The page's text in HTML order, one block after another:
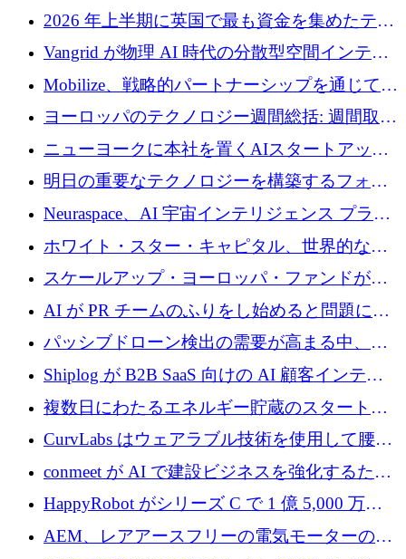
い評価を得ています！Providend社の設立25周
年を記念して、受講生の皆様に配当金が支給
されました！
2026 年上半期に英国で最も資金を集めたテク
ノロジー企業
Vangrid が物理 AI 時代の分散型空間インテリ
ジェンス ネットワークを構築するために 900
万ドルのシードを調達
Mobilize、戦略的パートナーシップを通じて通
信ソフトウェア会社を拡大するための投資部
ヨーロッパのテクノロジー週間総括: 週間取引
額 8 億 7,800 万ユーロと 2026 年上半期の主要
ニューヨークに本社を置くAIスタートアップ
Modal Labsがロンドンオフィスを開設
明日の重要なテクノロジーを構築するフォト
ニクスのスケールアップに対応する
Neuraspace、AI 宇宙インテリジェンス プラッ
トフォームの拡大に 1,560 万ユーロを投資
ホワイト・スター・キャピタル、世界的なス
タートアップをシリーズAからBまで支援する
ために2億5,000万ドルのファンドIVを閉鎖
スケールアップ・ヨーロッパ・ファンドが初
の投資を行い、Iceeyeの10億ユーロのラウンド
を共同主導
AI が PR チームのふりをし始めると問題にな
ります
パッシブドローン検出の需要が高まる中、
Monava が資金調達ラウンドを終了
Shiplog が B2B SaaS 向けの AI 顧客インテリ
ジェンスを構築するために 100 万ドルを調達
複数日にわたるエネルギー貯蔵のスタートア
ップ、Ore Energy が新たな投資ラウンドで
4,300 万ドルを獲得
CurvLabs はウェアラブル技術を使用して腰痛
治療をどのように再考しているか
conmeet が AI で建設ビジネスを強化するため
に 600 万ユーロを調達
HappyRobot がシリーズ C で 1 億 5,000 万ド
ルを獲得し、企業運営向けにエージェント AI
を拡張
AEM、レアアースフリーの電気モーターの革